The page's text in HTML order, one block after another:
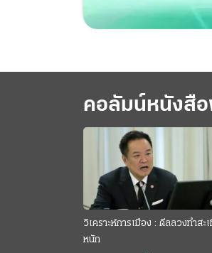
คอลัมน์หนังสื
วิเคราะห์การเมือง : ดีลลวงทำสะ
หนัก